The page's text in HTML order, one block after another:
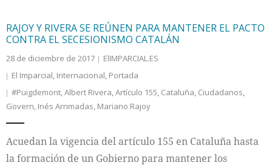
RAJOY Y RIVERA SE REÚNEN PARA MANTENER EL PACTO
CONTRA EL SECESIONISMO CATALÁN
28 de diciembre de 2017
ElIMPARCIAL.ES
El Imparcial, Internacional, Portada
#Puigdemont,Albert Rivera,Artículo 155, Cataluña, Ciudadanos,
Govern, Inés Arrimadas, Mariano Rajoy
Acuedan la vigencia del artículo 155 en Cataluña hasta
la formación de un Gobierno para mantener los